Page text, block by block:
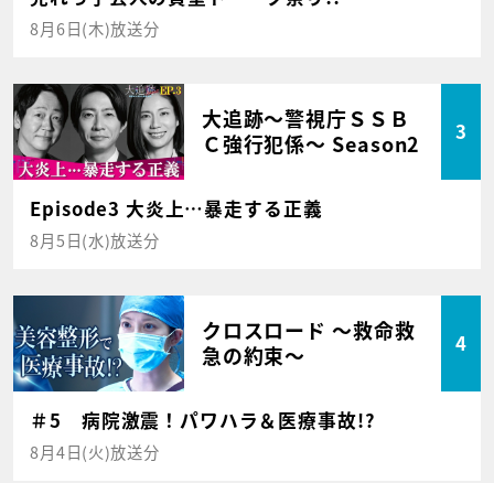
8月6日(木)放送分
大追跡～警視庁ＳＳＢ
Ｃ強行犯係～ Season2
3
Episode3 大炎上…暴走する正義
8月5日(水)放送分
クロスロード ～救命救
急の約束～
4
＃5 病院激震！パワハラ＆医療事故!?
8月4日(火)放送分